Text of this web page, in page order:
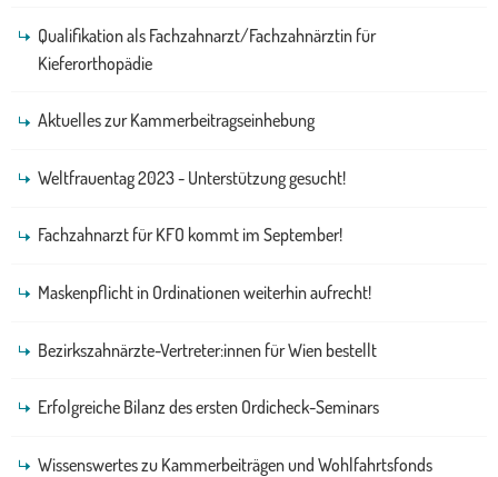
Qualifikation als Fachzahnarzt/Fachzahnärztin für
Kieferorthopädie
Aktuelles zur Kammerbeitragseinhebung
Weltfrauentag 2023 - Unterstützung gesucht!
Fachzahnarzt für KFO kommt im September!
Maskenpflicht in Ordinationen weiterhin aufrecht!
Bezirkszahnärzte-Vertreter:innen für Wien bestellt
Erfolgreiche Bilanz des ersten Ordicheck-Seminars
Wissenswertes zu Kammerbeiträgen und Wohlfahrtsfonds